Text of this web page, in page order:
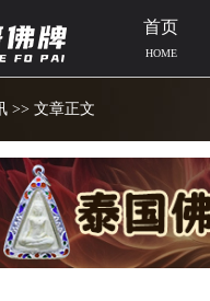
首页
HOME
>> 文章正文